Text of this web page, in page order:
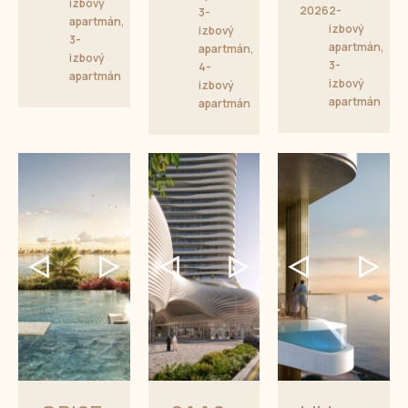
izbový
apartmán,
3-
izbový
apartmán
3-
izbový
apartmán,
4-
izbový
apartmán
20262-
izbový
apartmán,
3-
izbový
apartmán